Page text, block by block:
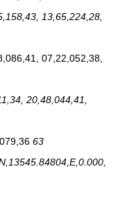
13,65,224,28,
07,22,052,38,
20,48,044,41,
63